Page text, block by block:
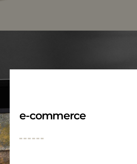
e-commerce